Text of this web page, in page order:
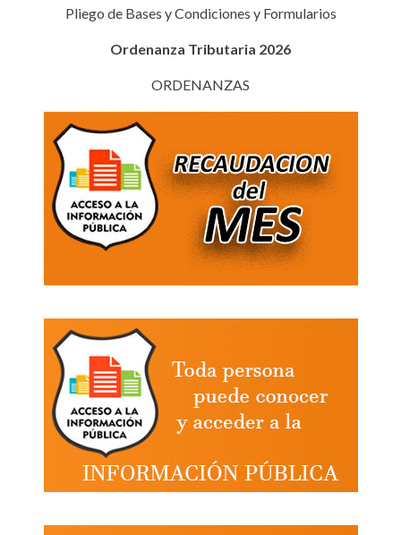
Pliego de Bases y Condiciones y Formularios
Ordenanza Tributaria 2026
ORDENANZAS